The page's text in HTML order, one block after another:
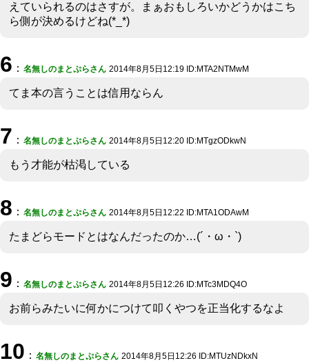
えていられるのはさすが。まぁおもしろいかどうかはこち
ら側が決めるけどね(*_*)
6 ： 名無しのまとぷらさん 2014年8月5日12:19 ID:MTA2NTMwM
てま本の言うことは信用ならん
7 ： 名無しのまとぷらさん 2014年8月5日12:20 ID:MTgzODkwN
もう才能が枯渇している
8 ： 名無しのまとぷらさん 2014年8月5日12:22 ID:MTA1ODAwM
たまどらモードとはなんだったのか…(´・ω・`)
9 ： 名無しのまとぷらさん 2014年8月5日12:26 ID:MTc3MDQ4O
お前らみたいに何かにつけて叩くやつを正当化するなよ
10 ： 名無しのまとぷらさん 2014年8月5日12:26 ID:MTUzNDkxN